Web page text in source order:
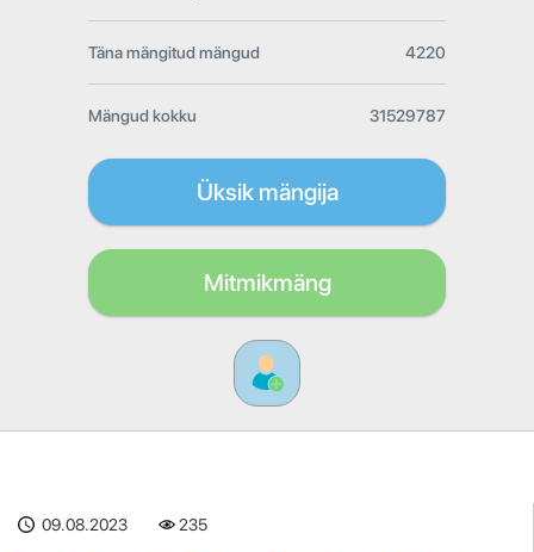
Täna mängitud mängud 4220
Mängud kokku 31529787
Üksik mängija
Mitmikmäng
09.08.2023 235